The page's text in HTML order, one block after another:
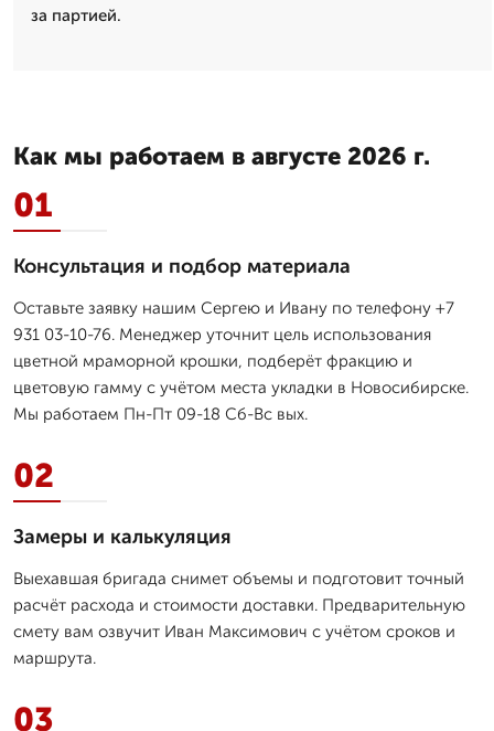
за партией.
Как мы работаем в августе 2026 г.
01
Консультация и подбор материала
Оставьте заявку нашим Сергею и Ивану по телефону +7
931 03-10-76. Менеджер уточнит цель использования
цветной мраморной крошки, подберёт фракцию и
цветовую гамму с учётом места укладки в Новосибирске.
Мы работаем Пн-Пт 09-18 Сб-Вс вых.
02
Замеры и калькуляция
Выехавшая бригада снимет объемы и подготовит точный
расчёт расхода и стоимости доставки. Предварительную
смету вам озвучит Иван Максимович с учётом сроков и
маршрута.
03